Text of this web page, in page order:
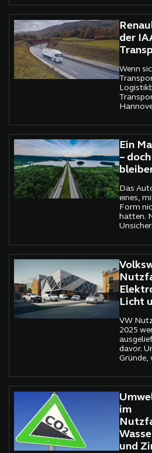
der
der
Wenn
realen
nutzt die
genau
Ein
–
Das
eines,
Form
hatten.
und
wieder
Licht
VW
2025
davor.
Gründe,
im
und